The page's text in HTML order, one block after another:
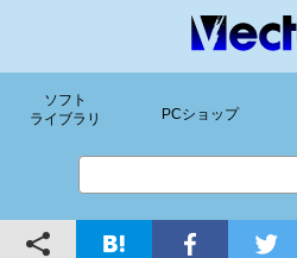
ソフト
ライブラリ
PCショップ